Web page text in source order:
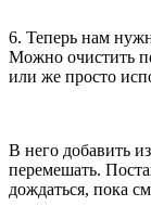
6. Теперь нам
Можно очистить
или же просто
В него добавить
перемешать.
дождаться, пока